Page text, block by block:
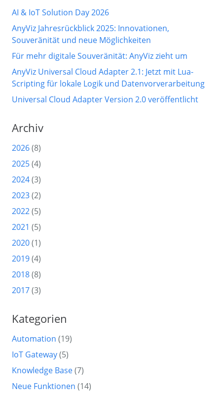
AI & IoT Solution Day 2026
AnyViz Jahresrückblick 2025: Innovationen,
Souveränität und neue Möglichkeiten
Für mehr digitale Souveränität: AnyViz zieht um
AnyViz Universal Cloud Adapter 2.1: Jetzt mit Lua-
Scripting für lokale Logik und Datenvorverarbeitung
Universal Cloud Adapter Version 2.0 veröffentlicht
Archiv
2026(8)
2025(4)
2024(3)
2023(2)
2022(5)
2021 (5)
2020(1)
2019(4)
2018(8)
2017(3)
Kategorien
Automation (19)
IoT Gateway(5)
Knowledge Base(7)
Neue Funktionen (14)